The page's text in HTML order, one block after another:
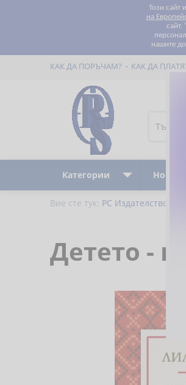
Този сайт
на
сайт.
нашите
КАК ДА ПОРЪЧАМ? КАК ДА
Категории Ново
Вие сте тук: РС Издателство и
Детето -